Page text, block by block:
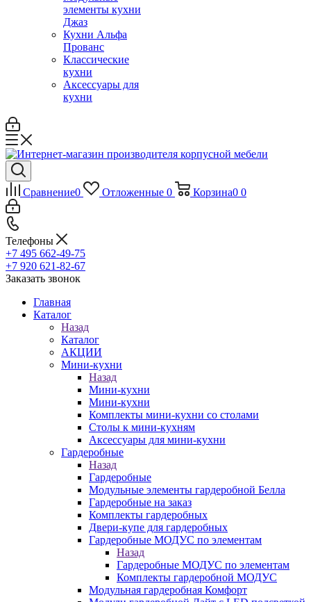
элементы кухни
Джаз
Кухни Альфа
Прованс
Классические
кухни
Аксессуары для
кухни
Сравнение0 Отложенные 0 Корзина0 0
Телефоны
+7 495 662-49-75
+7 920 621-82-67
Заказать звонок
Главная
Каталог
Назад
Каталог
АКЦИИ
Мини-кухни
Назад
Мини-кухни
Мини-кухни
Комплекты мини-кухни со столами
Столы к мини-кухням
Аксессуары для мини-кухни
Гардеробные
Назад
Гардеробные
Модульные элементы гардеробной Белла
Гардеробные на заказ
Комплекты гардеробных
Двери-купе для гардеробных
Гардеробные МОДУС по элементам
Назад
Гардеробные МОДУС по элементам
Комплекты гардеробной МОДУС
Модульная гардеробная Комфорт